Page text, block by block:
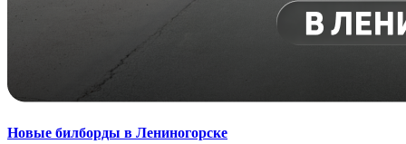
Новые билборды в Лениногорске